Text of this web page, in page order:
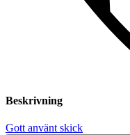
Beskrivning
Gott använt skick